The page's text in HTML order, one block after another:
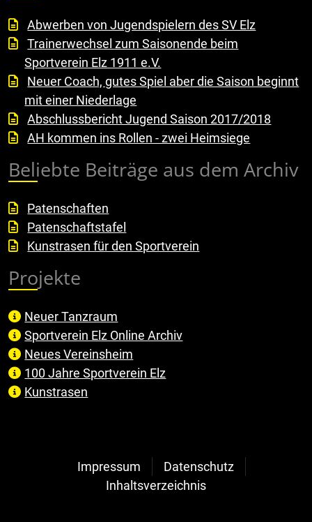
Abwerben von Jugendspielern des SV Elz
Trainerwechsel zum Saisonende beim
Sportverein Elz 1911 e.V.
Neuer Coach, gutes Spiel aber die Saison beginnt
mit einer Niederlage
Abschlussbericht Jugend Saison 2017/2018
AH kommen ins Rollen - zwei Heimsiege
Beliebte Beiträge aus dem Archiv
Patenschaften
Patenschaftstafel
Kunstrasen für den Sportverein
Projekte
Neuer Tanzraum
Sportverein Elz Online Archiv
Neues Vereinsheim
100 Jahre Sportverein Elz
Kunstrasen
Impressum
Datenschutz
Inhaltsverzeichnis